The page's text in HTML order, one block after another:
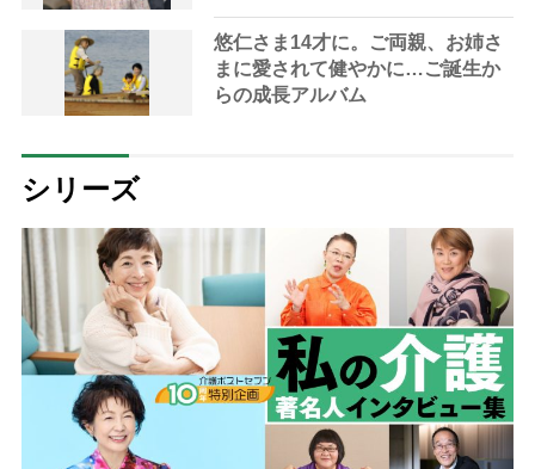
悠仁さま14才に。ご両親、お姉さ
まに愛されて健やかに…ご誕生か
らの成長アルバム
シリーズ